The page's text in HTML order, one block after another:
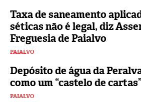
Taxa de saneamento
séticas não é legal, diz
Freguesia de Paialvo
PAIALVO
Depósito de água da
como um “castelo de
PAIALVO